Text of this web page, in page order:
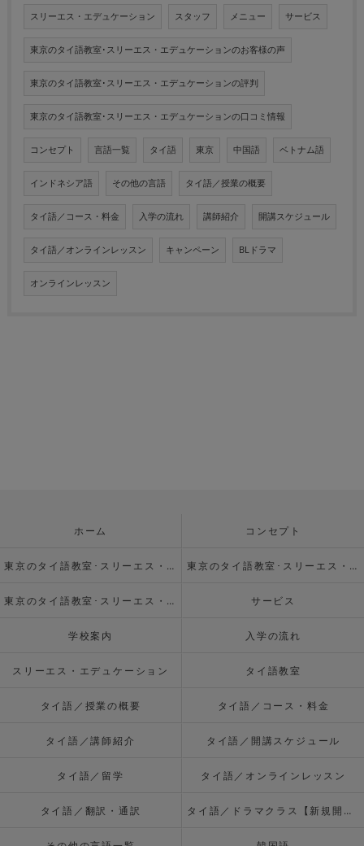
スリーエス・エデュケーション スタッフ メニュー サービス
東京のタイ語教室･スリーエス・エデュケーションのお客様の声
東京のタイ語教室･スリーエス・エデュケーションの評判
東京のタイ語教室･スリーエス・エデュケーションの口コミ情報
コンセプト 言語一覧 タイ語 東京 中国語 ベトナム語
インドネシア語 その他の言語 タイ語／授業の概要
タイ語／コース・料金 入学の流れ 講師紹介 開講スケジュール
タイ語／オンラインレッスン キャンペーン BLドラマ
オンラインレッスン
ホーム コンセプト
東京のタイ語教室･スリーエス・エデュケーションの口コミ情報 東京のタイ語教室･スリーエス・エデュケーションの評判
東京のタイ語教室･スリーエス・エデュケーションのお客様の声 サービス
学校案内 入学の流れ
スリーエス・エデュケーション タイ語教室
タイ語／授業の概要 タイ語／コース・料金
タイ語／講師紹介 タイ語／開講スケジュール
タイ語／留学 タイ語／オンラインレッスン
タイ語／翻訳・通訳 タイ語／ドラマクラス【新規開校】